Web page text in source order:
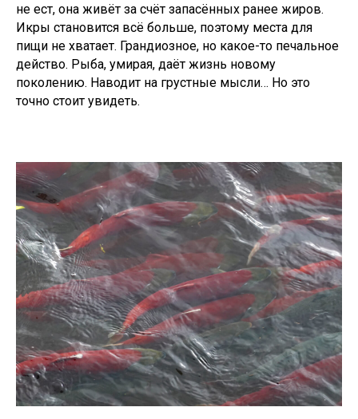
не ест, она живёт за счёт запасённых ранее жиров.
Икры становится всё больше, поэтому места для
пищи не хватает. Грандиозное, но какое-то печальное
действо. Рыба, умирая, даёт жизнь новому
поколению. Наводит на грустные мысли… Но это
точно стоит увидеть.